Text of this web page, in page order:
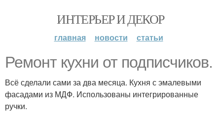
ИНТЕРЬЕР И ДЕКОР
главная новости статьи
Ремонт кухни от подписчиков.
Всё сделали сами за два месяца. Кухня с эмалевыми
фасадами из МДФ. Использованы интегрированные
ручки.